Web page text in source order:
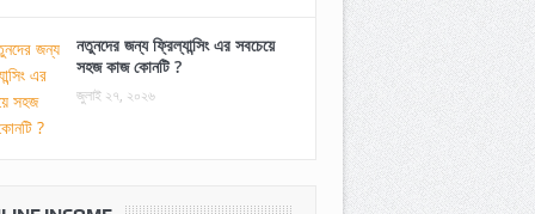
নতুনদের জন্য ফ্রিল্যান্সিং এর সবচেয়ে
সহজ কাজ কোনটি ?
জুলাই ২৭, ২০২৬